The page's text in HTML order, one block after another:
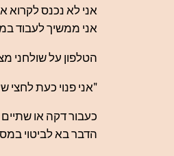
אני לא נכנס לקרוא
אני ממשיך לעבוד
הטלפון על שולחני
"אני פנוי כעת לחצי
כעבור דקה או
הדבר בא לביטוי